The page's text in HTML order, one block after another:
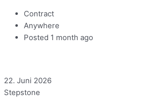
Contract
Anywhere
Posted 1 month ago
22. Juni 2026
Stepstone